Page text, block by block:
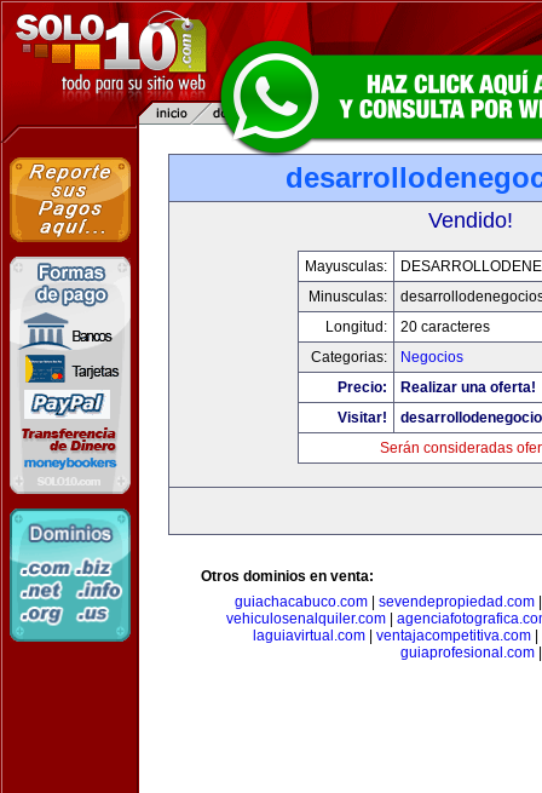
Vendido!
Mayusculas:
Minusculas:
Longitud:
20 caracteres
Categorias:
Negocios
Precio:
Realizar una oferta!
Visitar!
Serán consideradas
Otros dominios en venta:
guiachacabuco.com| sevendepropiedad.com
vehiculosenalquiler.com
laguiavirtual.com
ventajacompetitiva.com
guiaprofesional.com|